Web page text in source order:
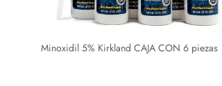
Minoxidil 5% Kirkland CAJA CON 6 piezas